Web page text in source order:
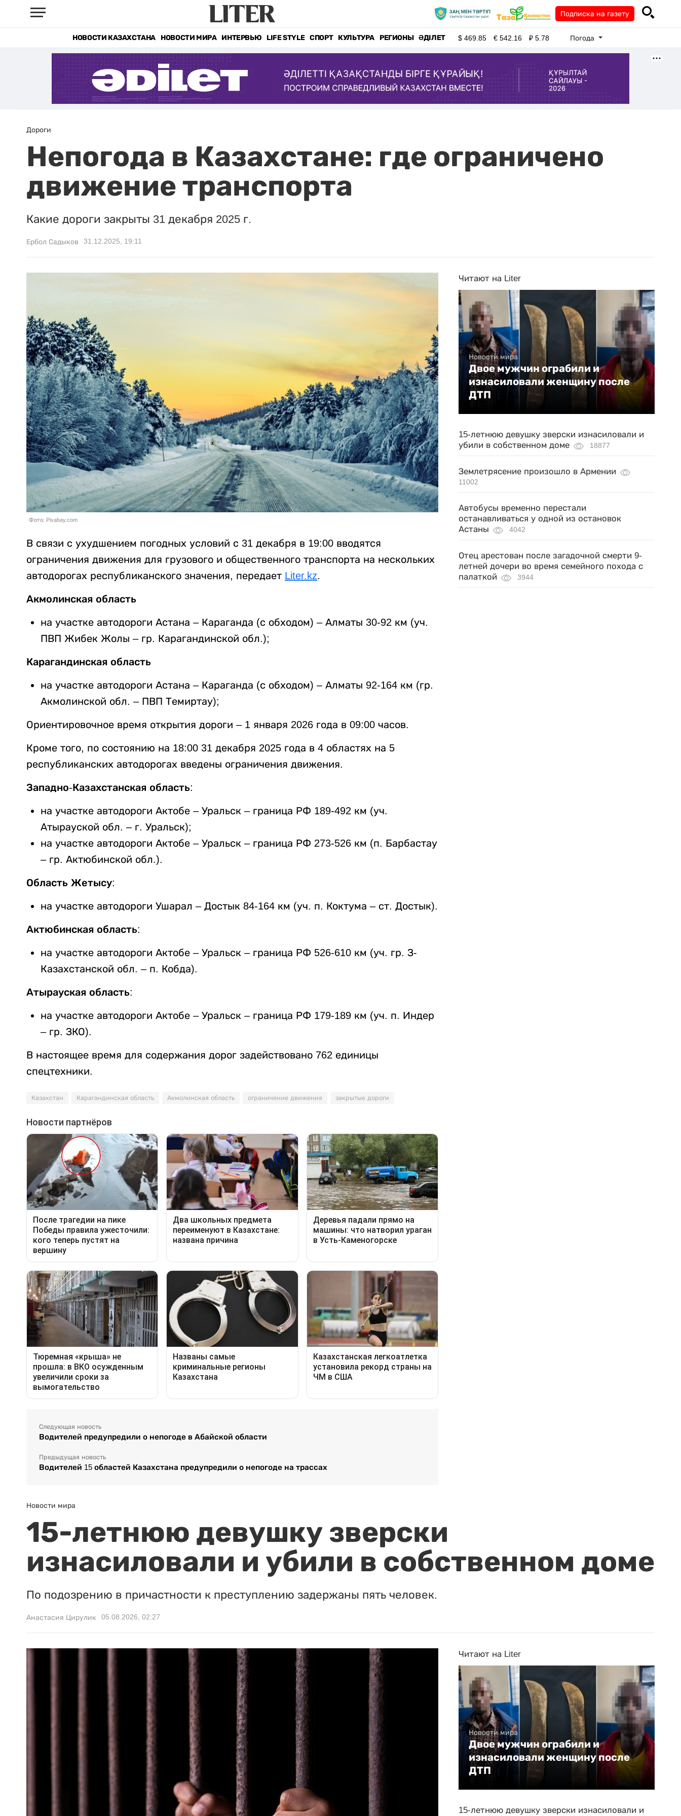
Подписка на газету
НОВОСТИ КАЗАХСТАНА НОВОСТИ МИРА ИНТЕРВЬЮ LIFE STYLE СПОРТ КУЛЬТУРА РЕГИОНЫ ӘДІЛЕТ $469.85 €542.16 ₽5.78 Погода
Дороги
Непогода в Казахстане: где ограничено
движение транспорта
Какие дороги закрыты 31 декабря 2025 г.
Ербол Садыков 31.12.2025, 19:11
Фото: Pixabay.com
В связи с ухудшением погодных условий с 31 декабря в 19:00 вводятся
ограничения движения для грузового и общественного транспорта на нескольких
автодорогах республиканского значения, передает Liter.kz.
Акмолинская область
на участке автодороги Астана – Караганда (с обходом) – Алматы 30-92 км (уч.
ПВП Жибек Жолы – гр. Карагандинской обл.);
Карагандинская область
на участке автодороги Астана – Караганда (с обходом) – Алматы 92-164 км (гр.
Акмолинской обл. – ПВП Темиртау);
Ориентировочное время открытия дороги – 1 января 2026 года в 09:00 часов.
Кроме того, по состоянию на 18:00 31 декабря 2025 года в 4 областях на 5
республиканских автодорогах введены ограничения движения.
Западно-Казахстанская область:
на участке автодороги Актобе – Уральск – граница РФ 189-492 км (уч.
Атырауской обл. – г. Уральск);
на участке автодороги Актобе – Уральск – граница РФ 273-526 км (п. Барбастау
– гр. Актюбинской обл.).
Область Жетысу:
на участке автодороги Ушарал – Достык 84-164 км (уч. п. Коктума – ст. Достык).
Актюбинская область:
на участке автодороги Актобе – Уральск – граница РФ 526-610 км (уч. гр. З-
Казахстанской обл. – п. Кобда).
Атырауская область:
на участке автодороги Актобе – Уральск – граница РФ 179-189 км (уч. п. Индер
– гр. ЗКО).
В настоящее время для содержания дорог задействовано 762 единицы
спецтехники.
Казахстан Карагандинская область Акмолинская область ограничение движения закрытые дороги
Следующая новость
Водителей предупредили о непогоде в Абайской области
Предыдущая новость
Водителей 15 областей Казахстана предупредили о непогоде на трассах
Читают на Liter
Новости мира
Двое мужчин ограбили и
изнасиловали женщину после
ДТП
15-летнюю девушку зверски изнасиловали и
убили в собственном доме
18877
Землетрясение произошло в Армении
11002
Автобусы временно перестали
останавливаться у одной из остановок
Астаны
4042
Отец арестован после загадочной смерти 9-
летней дочери во время семейного похода с
палаткой
3944
Новости мира
15-летнюю девушку зверски
изнасиловали и убили в собственном доме
По подозрению в причастности к преступлению задержаны пять человек.
Анастасия Цирулик 05.08.2026, 02:27
Читают на Liter
Новости мира
Двое мужчин ограбили и
изнасиловали женщину после
ДТП
15-летнюю девушку зверски изнасиловали и